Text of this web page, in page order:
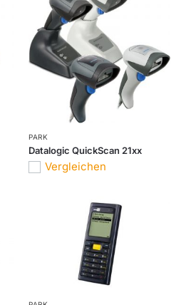
PARK
Datalogic QuickScan 21xx
Vergleichen